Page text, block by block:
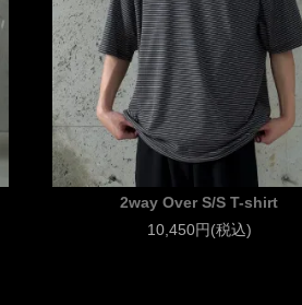
2way Over S/S T-shirt
10,450円(税込)